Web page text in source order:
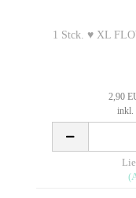
1 Stck. ♥ XL
2,90
inkl.